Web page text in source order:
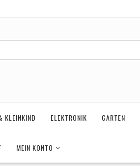
KLEINKIND ELEKTRONIK GARTEN
MEIN KONTO